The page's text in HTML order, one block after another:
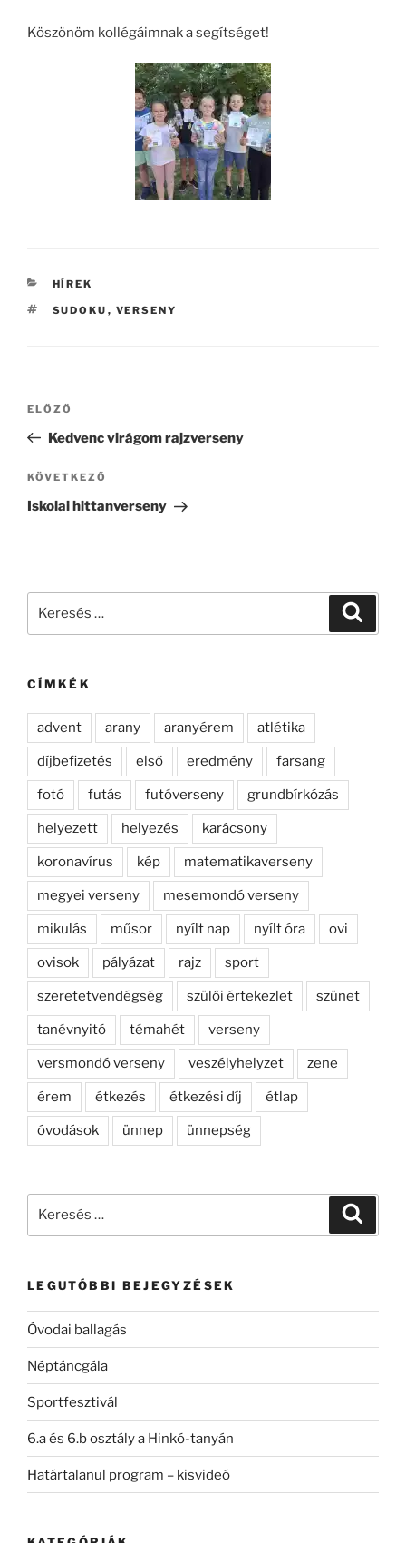
Köszönöm kollégáimnak a segítséget!
KATEGÓRIÁK
HÍREK
CÍMKÉK
SUDOKU , VERSENY
Bejegyzés
Korábbi
bejegyzés
ELŐZŐ
Kedvenc virágom rajzverseny
Következő
bejegyzés
KÖVETKEZŐ
Iskolai hittanverseny
CÍMKÉK
advent arany aranyérem atlétika
díjbefizetés első eredmény farsang
fotó futás futóverseny grundbírkózás
helyezett helyezés karácsony
koronavírus kép matematikaverseny
megyei verseny mesemondó verseny
mikulás műsor nyílt nap nyílt óra ovi
ovisok pályázat rajz sport
szeretetvendégség szülői értekezlet szünet
tanévnyitó témahét verseny
versmondó verseny veszélyhelyzet zene
érem étkezés étkezési díj étlap
óvodások ünnep ünnepség
LEGUTÓBBI BEJEGYZÉSEK
Óvodai ballagás
Néptáncgála
Sportfesztivál
6.a és 6.b osztály a Hinkó-tanyán
Határtalanul program – kisvideó